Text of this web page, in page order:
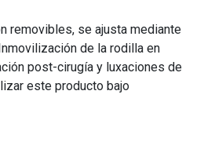
removibles, se ajusta mediante
de la rodilla en
post-cirugía y luxaciones de
este producto bajo